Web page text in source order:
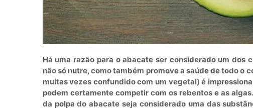
Há uma razão para o abacate ser considerado um dos
não só nutre, como também promove a saúde de todo o
muitas vezes confundido com um vegetal) é
podem certamente competir com os rebentos e as
da polpa do abacate seja considerado uma das